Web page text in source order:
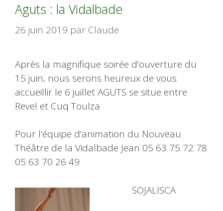
Aguts : la Vidalbade
26 juin 2019 par Claude
Après la magnifique soirée d’ouverture du
15 juin, nous serons heureux de vous
accueillir le 6 juillet AGUTS se situe entre
Revel et Cuq Toulza
Pour l’équipe d’animation du Nouveau
Théâtre de la Vidalbade Jean 05 63 75 72 78
05 63 70 26 49
SOJALISCA